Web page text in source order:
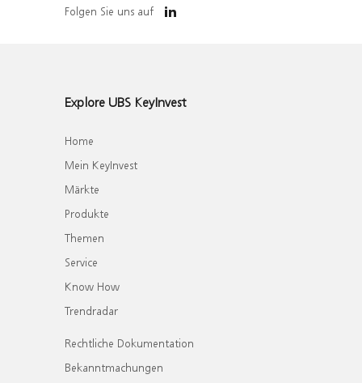
Folgen Sie uns auf
Explore UBS KeyInvest
Home
Mein KeyInvest
Märkte
Produkte
Themen
Service
Know How
Trendradar
Rechtliche Dokumentation
Bekanntmachungen